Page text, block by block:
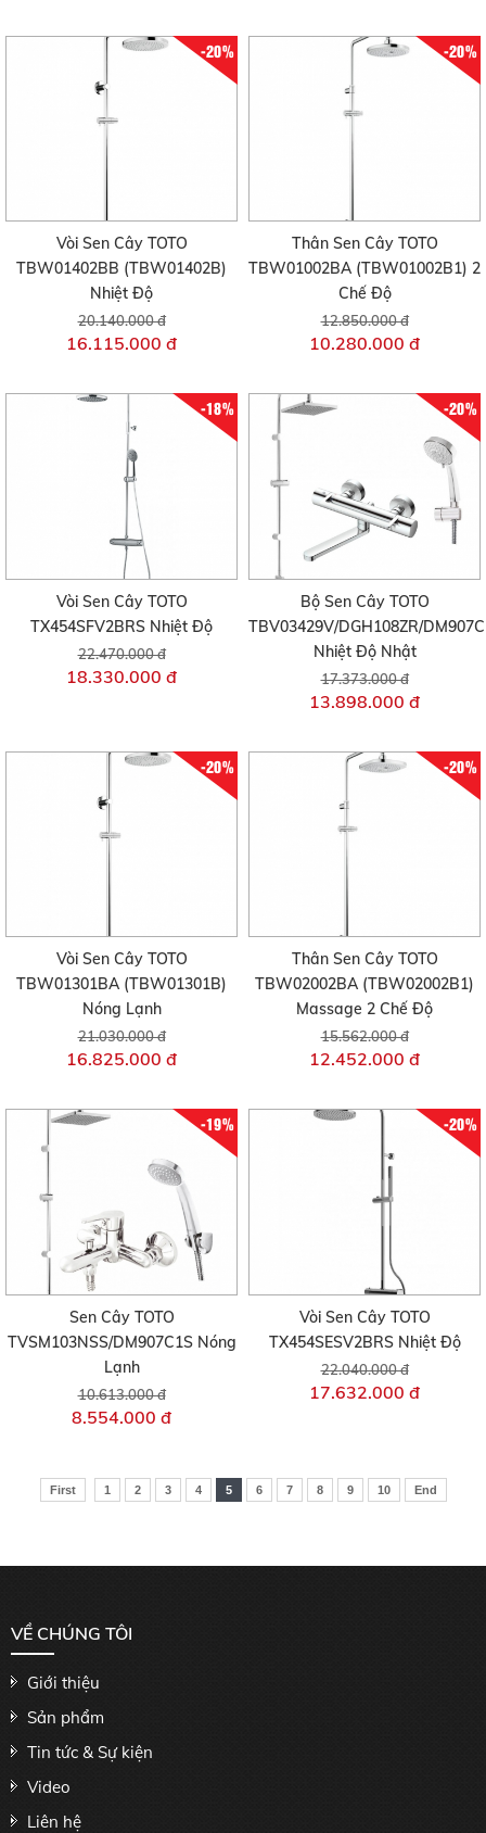
-20%
Vòi Sen Cây TOTO
TBW01402BB (TBW01402B)
Nhiệt Độ
20.140.000 đ
16.115.000 đ
-20%
Thân Sen Cây TOTO
TBW01002BA (TBW01002B1) 2
Chế Độ
12.850.000 đ
10.280.000 đ
-18%
Vòi Sen Cây TOTO
TX454SFV2BRS Nhiệt Độ
22.470.000 đ
18.330.000 đ
-20%
Bộ Sen Cây TOTO
TBV03429V/DGH108ZR/
Nhiệt Độ Nhật
17.373.000 đ
13.898.000 đ
-20%
Vòi Sen Cây TOTO
TBW01301BA (TBW01301B)
Nóng Lạnh
21.030.000 đ
16.825.000 đ
-20%
Thân Sen Cây TOTO
TBW02002BA (TBW02002B1)
Massage 2 Chế Độ
15.562.000 đ
12.452.000 đ
-19%
Sen Cây TOTO
TVSM103NSS/DM907C1S Nóng
Lạnh
10.613.000 đ
8.554.000 đ
-20%
Vòi Sen Cây TOTO
TX454SESV2BRS Nhiệt Độ
22.040.000 đ
17.632.000 đ
First 1 2 3 4 5 6 7 8 9 10 End
VỀ CHÚNG TÔI
Giới thiệu
Sản phẩm
Tin tức & Sự kiện
Video
Liên hệ